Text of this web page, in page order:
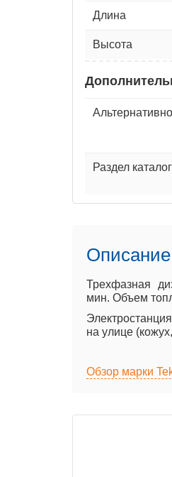
Длина
Высота
Раздел
Трехфазная
мин. Объем
на улице
Обзор марки